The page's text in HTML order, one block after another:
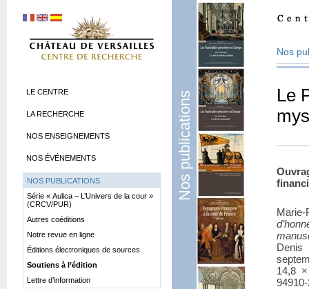
Nos publications
Nos
Le
Denis
14,8
LE CENTRE
LA RECHERCHE
NOS ENSEIGNEMENTS
NOS ÉVÉNEMENTS
NOS PUBLICATIONS
Série « Aulica – L’Univers de la cour »
(CRCV/PUR)
Autres coéditions
Notre revue en ligne
Éditions électroniques de sources
Soutiens à l’édition
Lettre d’information